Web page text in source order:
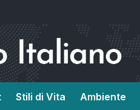
Stili di Vita Ambiente